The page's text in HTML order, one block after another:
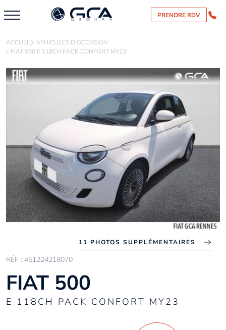
PRENDRE RDV
ACCUEIL VÉHICULES D'OCCASION
FIAT 500 E 118CH PACK CONFORT MY23
11 PHOTOS SUPPLÉMENTAIRES
RÉF : 451224218070
FIAT 500
E 118CH PACK CONFORT MY23